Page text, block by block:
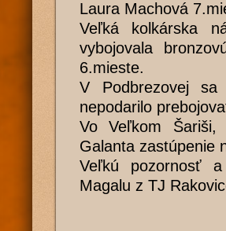
Laura Machová
Veľká kolkárska
vybojovala
6.mieste.
V Podbrezovej sa
nepodarilo
Vo Veľkom
Galanta zastúpenie
Veľkú pozornosť
Magalu z TJ